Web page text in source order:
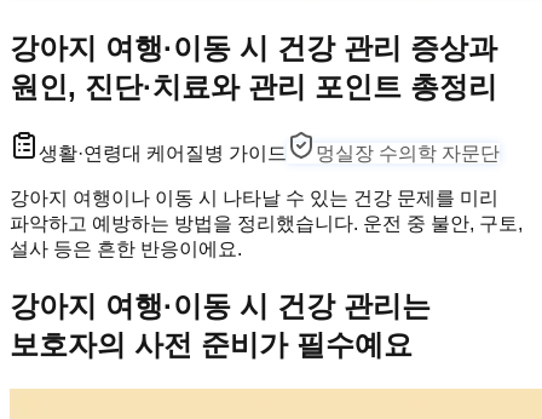
강아지 여행·이동 시 건강 관리 증상과
원인, 진단·치료와 관리 포인트 총정리
생활·연령대 케어 질병 가이드 멍실장 수의학 자문단
강아지 여행이나 이동 시 나타날 수 있는 건강 문제를 미리
파악하고 예방하는 방법을 정리했습니다. 운전 중 불안, 구토,
설사 등은 흔한 반응이에요.
강아지 여행·이동 시 건강 관리는
보호자의 사전 준비가 필수예요